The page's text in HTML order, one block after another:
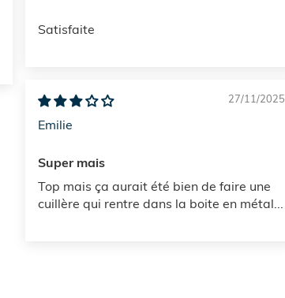
Satisfaite
27/11/2025
Emilie
Super mais
Top mais ça aurait été bien de faire une
cuillère qui rentre dans la boite en métal...